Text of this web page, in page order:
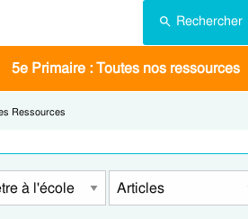
Rechercher
5e Primaire : Toutes nos ressources
Ressources